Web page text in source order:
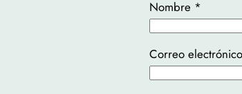
Nombre *
Correo electrónico